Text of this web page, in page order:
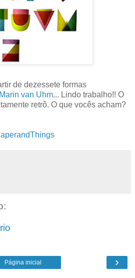
de dezessete formas
Marin van Uhm... Lindo trabalho!! O
retrô. O que vocês acham?
›
Página inicial